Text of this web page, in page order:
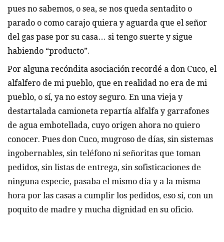
pues no sabemos, o sea, se nos queda sentadito o
parado o como carajo quiera y aguarda que el señor
del gas pase por su casa… si tengo suerte y sigue
habiendo “producto”.
Por alguna recóndita asociación recordé a don Cuco, el
alfalfero de mi pueblo, que en realidad no era de mi
pueblo, o sí, ya no estoy seguro. En una vieja y
destartalada camioneta repartía alfalfa y garrafones
de agua embotellada, cuyo origen ahora no quiero
conocer. Pues don Cuco, mugroso de días, sin sistemas
ingobernables, sin teléfono ni señoritas que toman
pedidos, sin listas de entrega, sin sofisticaciones de
ninguna especie, pasaba el mismo día y a la misma
hora por las casas a cumplir los pedidos, eso sí, con un
poquito de madre y mucha dignidad en su oficio.